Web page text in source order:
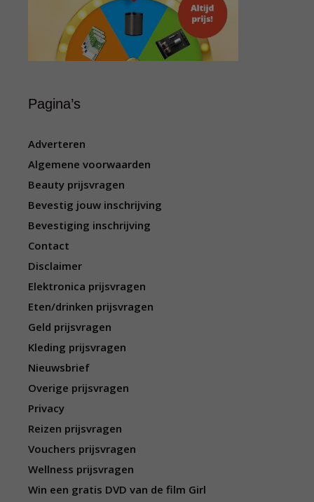
Pagina’s
Adverteren
Algemene voorwaarden
Beauty prijsvragen
Bevestig jouw inschrijving
Bevestiging inschrijving
Contact
Disclaimer
Elektronica prijsvragen
Eten/drinken prijsvragen
Geld prijsvragen
Kleding prijsvragen
Nieuwsbrief
Overige prijsvragen
Privacy
Reizen prijsvragen
Vouchers prijsvragen
Wellness prijsvragen
Win een gratis DVD van de film Girl